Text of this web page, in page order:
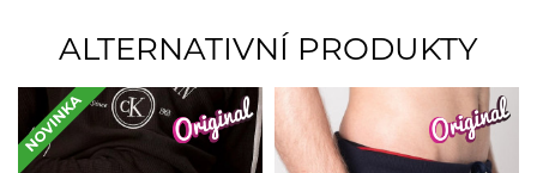
ALTERNATIVNÍ PRODUKTY
NOVINKA